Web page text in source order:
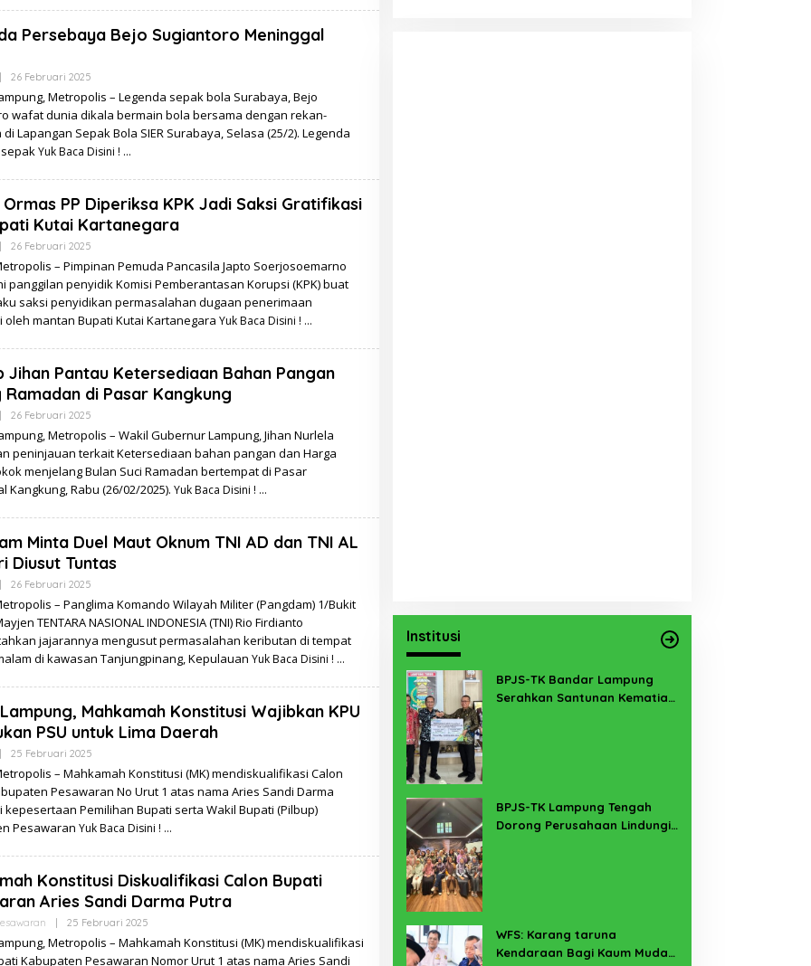
Persebaya Bejo Sugiantoro Meninggal
| 26 Februari 2025Oleh
Metropolis – Legenda sepak bola Surabaya, Bejo
wafat dunia dikala bermain bola bersama dengan rekan-
Lapangan Sepak Bola SIER Surabaya, Selasa (25/2). Legenda
Yuk Baca Disini !
PP Diperiksa KPK Jadi Saksi Gratifikasi
Kutai Kartanegara
| 26 Februari 2025Oleh
– Pimpinan Pemuda Pancasila Japto Soerjosoemarno
panggilan penyidik Komisi Pemberantasan Korupsi (KPK) buat
saksi penyidikan permasalahan dugaan penerimaan
oleh mantan Bupati Kutai Kartanegara Yuk Baca Disini !
Jihan Pantau Ketersediaan Bahan Pangan
di Pasar Kangkung
| 26 Februari 2025Oleh
Metropolis – Wakil Gubernur Lampung, Jihan Nurlela
peninjauan terkait Ketersediaan bahan pangan dan Harga
menjelang Bulan Suci Ramadan bertempat di Pasar
Kangkung, Rabu (26/02/2025). Yuk Baca Disini !
Minta Duel Maut Oknum TNI AD dan TNI AL
Diusut Tuntas
| 26 Februari 2025Oleh
– Panglima Komando Wilayah Militer (Pangdam) 1/Bukit
TENTARA NASIONAL INDONESIA (TNI) Rio Firdianto
jajarannya mengusut permasalahan keributan di tempat
di kawasan Tanjungpinang, Kepulauan Yuk Baca Disini !
Mahkamah Konstitusi Wajibkan KPU
PSU untuk Lima Daerah
| 25 Februari 2025Oleh
– Mahkamah Konstitusi (MK) mendiskualifikasi Calon
Pesawaran No Urut 1 atas nama Aries Sandi Darma
kepesertaan Pemilihan Bupati serta Wakil Bupati (Pilbup)
Pesawaran Yuk Baca Disini !
Konstitusi Diskualifikasi Calon Bupati
Aries Sandi Darma Putra
| 25 Februari 2025Oleh
Metropolis – Mahkamah Konstitusi (MK) mendiskualifikasi
Kabupaten Pesawaran Nomor Urut 1 atas nama Aries Sandi
Institusi
BPJS-TK Bandar Lampung
Serahkan Santunan Kematian
BPJS-TK Lampung Tengah
Dorong Perusahaan Lindungi
WFS: Karang taruna
Kendaraan Bagi Kaum Muda